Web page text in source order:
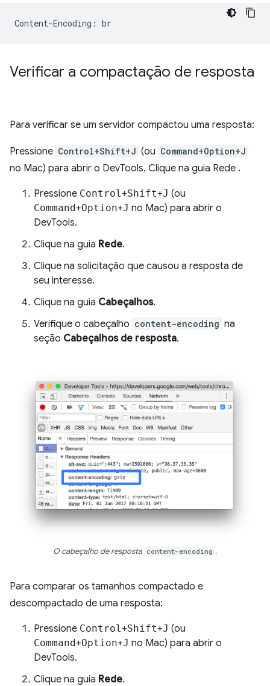
Verificar a compactação de resposta
Para verificar se um servidor compactou uma resposta:
Pressione Control+Shift+J (ou Command+Option+J
no Mac) para abrir o DevTools. Clique na guia Rede .
Pressione Control+Shift+J (ou
Command+Option+J no Mac) para abrir o
DevTools.
Clique na guia Rede.
Clique na solicitação que causou a resposta de
seu interesse.
Clique na guia Cabeçalhos.
Verifique o cabeçalho content-encoding na
seção Cabeçalhos de resposta.
O cabeçalho de resposta content-encoding .
Para comparar os tamanhos compactado e
descompactado de uma resposta:
Pressione Control+Shift+J (ou
Command+Option+J no Mac) para abrir o
DevTools.
Clique na guia Rede.